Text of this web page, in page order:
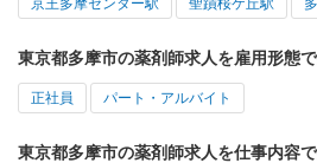
東京都多摩市の薬剤師求人を雇用形態
正社員 パート・アルバイト
東京都多摩市の薬剤師求人を仕事内容